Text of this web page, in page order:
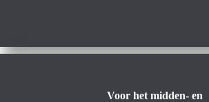
Voor het midden- en